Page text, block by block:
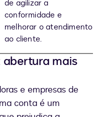
de agilizar a
conformidade e
melhorar o atendimento
ao cliente.
abertura mais
e empresas de
conta é um